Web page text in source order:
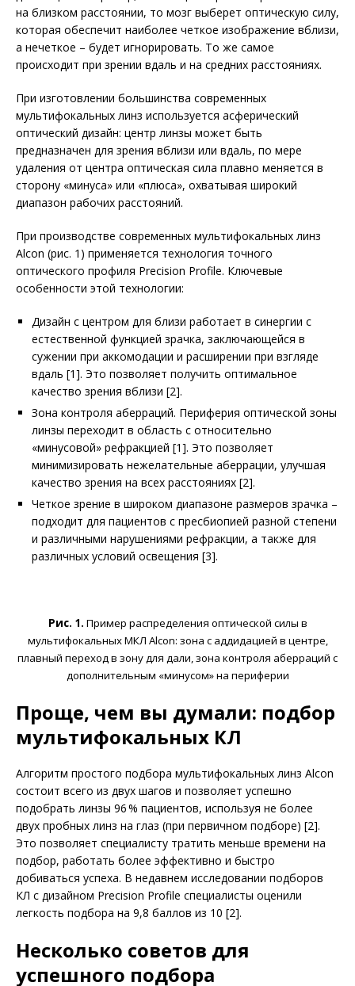
на близком расстоянии, то мозг выберет оптическую силу,
которая обеспечит наиболее четкое изображение вблизи,
а нечеткое – будет игнорировать. То же самое
происходит при зрении вдаль и на средних расстояниях.
При изготовлении большинства современных
мультифокальных линз используется асферический
оптический дизайн: центр линзы может быть
предназначен для зрения вблизи или вдаль, по мере
удаления от центра оптическая сила плавно меняется в
сторону «минуса» или «плюса», охватывая широкий
диапазон рабочих расстояний.
При производстве современных мультифокальных линз
Alcon (рис. 1) применяется технология точного
оптического профиля Precision Profile. Ключевые
особенности этой технологии:
Дизайн с центром для близи работает в синергии с
естественной функцией зрачка, заключающейся в
сужении при аккомодации и расширении при взгляде
вдаль [1]. Это позволяет получить оптимальное
качество зрения вблизи [2].
Зона контроля аберраций. Периферия оптической зоны
линзы переходит в область с относительно
«минусовой» рефракцией [1]. Это позволяет
минимизировать нежелательные аберрации, улучшая
качество зрения на всех расстояниях [2].
Четкое зрение в широком диапазоне размеров зрачка –
подходит для пациентов с прес­биопией разной степени
и различными нарушениями рефракции, а также для
различных условий освещения [3].
Рис. 1. Пример распределения оптической силы в
мультифокальных МКЛ Alcon: зона с аддидацией в центре,
плавный переход в зону для дали, зона конт­роля аберраций с
дополнительным «минусом» на периферии
Проще, чем вы думали: подбор
мультифокальных КЛ
Алгоритм простого подбора мультифокальных линз Alcon
состоит всего из двух шагов и позволяет успешно
подобрать линзы 96 % пациентов, используя не более
двух пробных линз на глаз (при первичном подборе) [2].
Это позволяет специалисту тратить меньше времени на
подбор, работать более эффективно и быстро
добиваться успеха. В недавнем исследовании подборов
КЛ с дизайном Precision Profile специалисты оценили
легкость подбора на 9,8 баллов из 10 [2].
Несколько советов для
успешного подбора